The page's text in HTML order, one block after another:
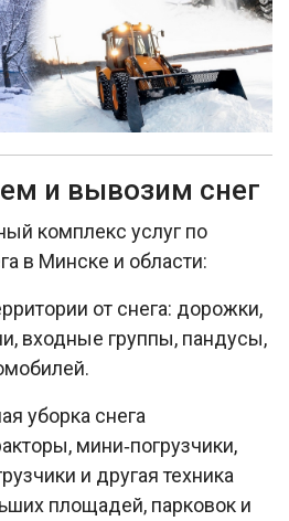
и вывозим снег
комплекс услуг по
в Минске и области:​
от снега: дорожки,
входные группы, пандусы,
уборка снега
мини‑погрузчики,
и другая техника
площадей, парковок и